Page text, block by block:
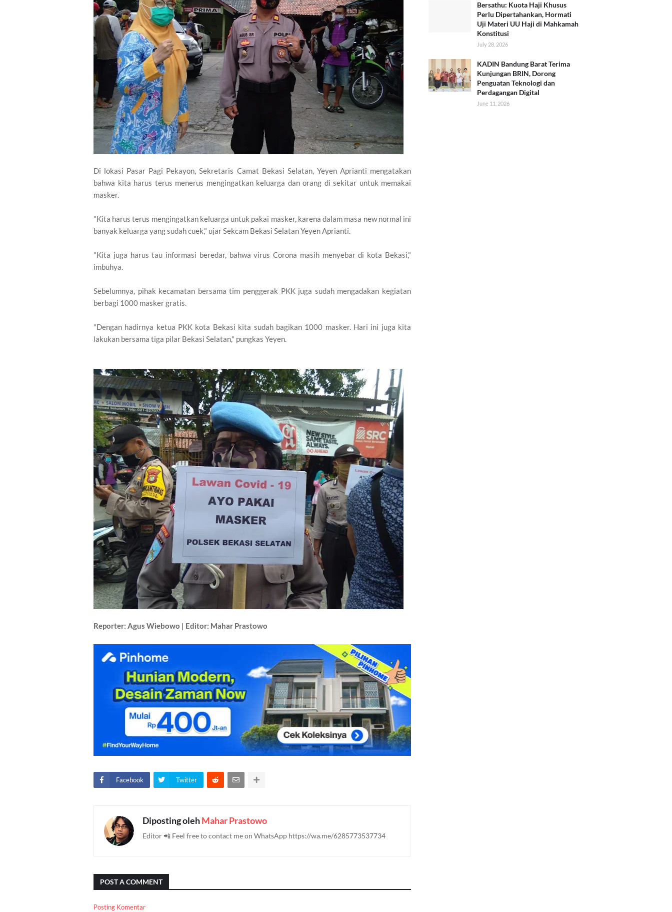
Di lokasi Pasar Pagi Pekayon, Sekretaris Camat Bekasi Selatan, Yeyen Aprianti mengatakan
bahwa kita harus terus menerus mengingatkan keluarga dan orang di sekitar untuk memakai
masker.
"Kita harus terus mengingatkan keluarga untuk pakai masker, karena dalam masa new normal ini
banyak keluarga yang sudah cuek," ujar Sekcam Bekasi Selatan Yeyen Aprianti.
"Kita juga harus tau informasi beredar, bahwa virus Corona masih menyebar di kota Bekasi,"
imbuhya.
Sebelumnya, pihak kecamatan bersama tim penggerak PKK juga sudah mengadakan kegiatan
berbagi 1000 masker gratis.
"Dengan hadirnya ketua PKK kota Bekasi kita sudah bagikan 1000 masker. Hari ini juga kita
lakukan bersama tiga pilar Bekasi Selatan," pungkas Yeyen.
Reporter: Agus Wiebowo | Editor: Mahar Prastowo
Facebook Twitter
Diposting olehMahar Prastowo
Editor 📲 Feel free to contact me on WhatsApp https://wa.me/6285773537734
POST A COMMENT
Posting Komentar
Bersathu: Kuota Haji Khusus
Perlu Dipertahankan, Hormati
Uji Materi UU Haji di Mahkamah
Konstitusi
July 28, 2026
KADIN Bandung Barat Terima
Kunjungan BRIN, Dorong
Penguatan Teknologi dan
Perdagangan Digital
June 11, 2026